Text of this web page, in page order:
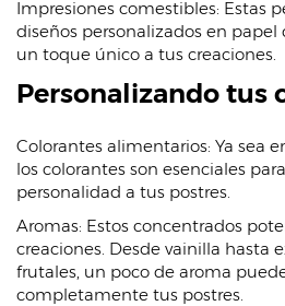
Impresiones comestibles: Estas
diseños personalizados en
un toque único a tus creaciones.
Personalizando tus
Colorantes alimentarios: Ya sea
los colorantes son esenciales
personalidad a tus postres.
Aromas: Estos concentrados
creaciones. Desde vainilla hasta
frutales, un poco de aroma
completamente tus postres.